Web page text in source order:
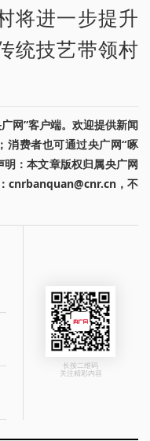
将进一步提升
统技艺带领村
网”客户端。欢迎提供新闻
消费者也可通过央广网“啄
：本文章版权归属央广网
cnrbanquan@cnr.cn，不
长按二维码
关注精彩内容